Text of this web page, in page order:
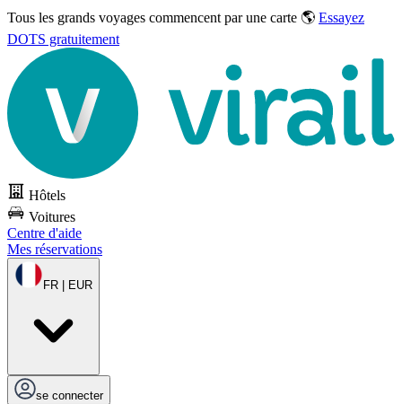
Tous les grands voyages commencent par une carte 🌎 Essayez
DOTS gratuitement
Hôtels
Voitures
Centre d'aide
Mes réservations
FR | EUR
se connecter